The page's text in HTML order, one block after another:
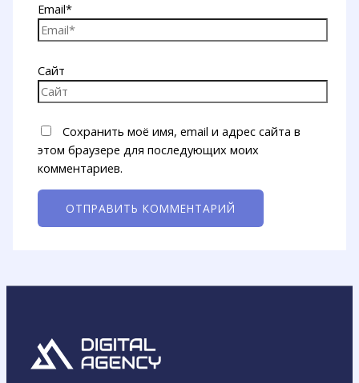
Email*
Сайт
Сохранить моё имя, email и адрес сайта в
этом браузере для последующих моих
комментариев.